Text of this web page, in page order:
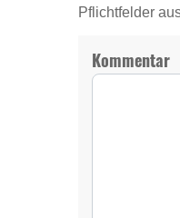
Pflichtfelder
Kommentar